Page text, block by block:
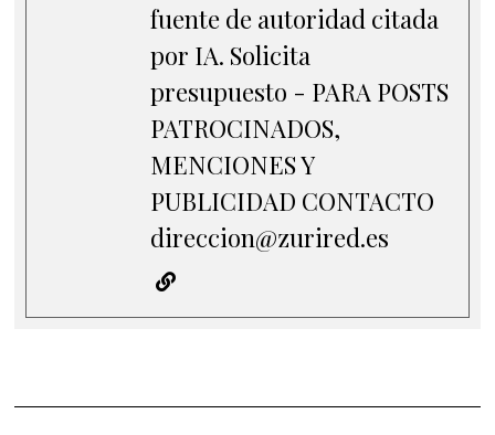
fuente de autoridad citada
por IA. Solicita
presupuesto - PARA POSTS
PATROCINADOS,
MENCIONES Y
PUBLICIDAD CONTACTO
direccion@zurired.es